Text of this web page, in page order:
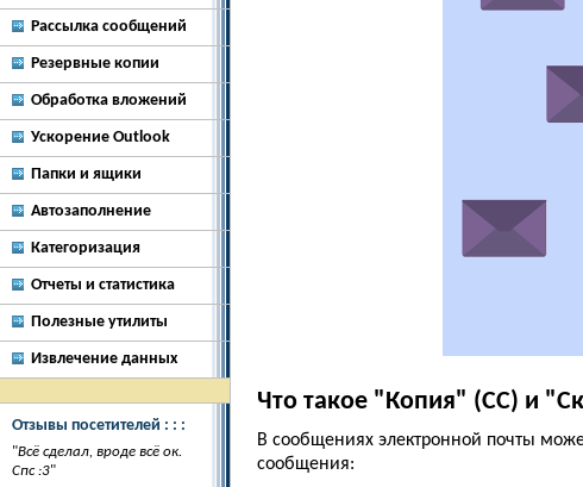
Рассылка сообщений
Резервные копии
Обработка вложений
Ускорение Outlook
Папки и ящики
Автозаполнение
Категоризация
Отчеты и статистика
Полезные утилиты
Извлечение данных
Отзывы посетителей : : :
"Всё сделал, вроде всё ок.
Спс :3"
Что такое "Копия" (CC) и
В сообщениях электронной почты
сообщения: